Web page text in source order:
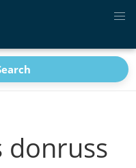
donruss